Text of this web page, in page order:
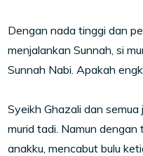
Dengan nada tinggi dan
menjalankan Sunnah, si
Sunnah Nabi. Apakah
Syeikh Ghazali dan
murid tadi. Namun
anakku, mencabut bulu